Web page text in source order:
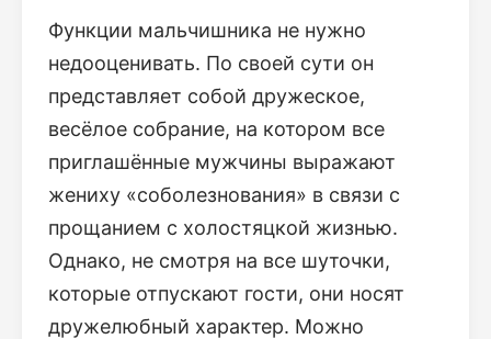
Функции мальчишника не нужно
недооценивать. По своей сути он
представляет собой дружеское,
весёлое собрание, на котором все
приглашённые мужчины выражают
жениху «соболезнования» в связи с
прощанием с холостяцкой жизнью.
Однако, не смотря на все шуточки,
которые отпускают гости, они носят
дружелюбный характер. Можно